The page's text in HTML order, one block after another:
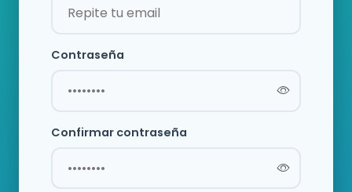
Contraseña
Confirmar contraseña